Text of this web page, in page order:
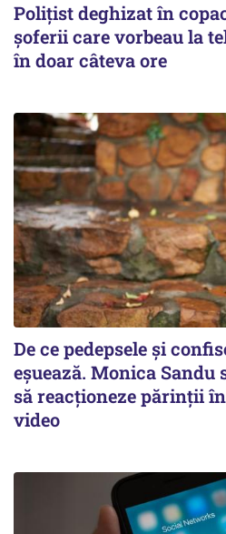
Polițist deghizat în
șoferii care vorbeau la
în doar câteva ore
De ce pedepsele și
eșuează. Monica Sandu
să reacționeze părinții
video